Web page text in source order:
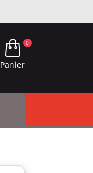
0
Panier